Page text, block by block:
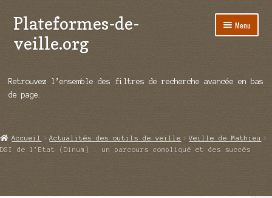
Aller
à
la
Aller
au
contenu
Plateformes-de-
veille.org
Menu
Répertoire d’ouitils
Démos vidéos
Ouvrir
Retrouvez l’ensemble des filtres de recherche avancée en bas
de page.
Accueil Actualités des outils de veille
Veille de Mathieu
DSI de l’Etat (Dinum) : un parcours compliqué et des succès